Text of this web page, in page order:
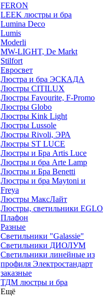
FERON
LEEK люстры и бра
Lumina Deco
Lumis
Moderli
MW-LIGHT, De Markt
Stilfort
Евросвет
Люстра и бра ЭСКАДА
Люстры CITILUX
Люстры Favourite, F-Promo
Люстры Globo
Люстры Kink Light
Люстры Lussole
Люстры Rivoli, ЭРА
Люстры ST LUCE
Люстры и Бра Artis Luce
Люстры и бра Arte Lamp
Люстры и Бра Benetti
Люстры и бра Maytoni и
Freya
Люстры МаксЛайт
Люстры, светильники EGLO
Плафон
Разные
Светильники "Galassie"
Светильники ДИОЛУМ
Светильники линейные из
профиля Электростандарт
заказные
ТДМ люстры и бра
Ещё